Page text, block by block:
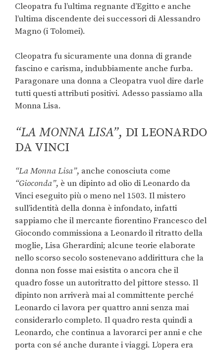
Cleopatra fu l’ultima regnante d’Egitto e anche
l’ultima discendente dei successori di Alessandro
Magno (i Tolomei).
Cleopatra fu sicuramente una donna di grande
fascino e carisma, indubbiamente anche furba.
Paragonare una donna a Cleopatra vuol dire darle
tutti questi attributi positivi. Adesso passiamo alla
Monna Lisa.
“LA MONNA LISA”, DI LEONARDO
DA VINCI
“La Monna Lisa”, anche conosciuta come
“Gioconda”, è un dipinto ad olio di Leonardo da
Vinci eseguito più o meno nel 1503. Il mistero
sull’identità della donna è infondato, infatti
sappiamo che il mercante fiorentino Francesco del
Giocondo commissiona a Leonardo il ritratto della
moglie, Lisa Gherardini; alcune teorie elaborate
nello scorso secolo sostenevano addirittura che la
donna non fosse mai esistita o ancora che il
quadro fosse un autoritratto del pittore stesso. Il
dipinto non arriverà mai al committente perché
Leonardo ci lavora per quattro anni senza mai
considerarlo completo. Il quadro resta quindi a
Leonardo, che continua a lavorarci per anni e che
porta con sé anche durante i viaggi. L’opera era